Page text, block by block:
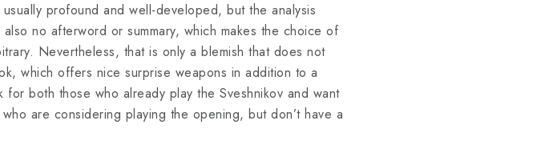
profound and well-developed, but the analysis
no afterword or summary, which makes the choice of
Nevertheless, that is only a blemish that does not
which offers nice surprise weapons in addition to a
both those who already play the Sveshnikov and want
are considering playing the opening, but don’t have a